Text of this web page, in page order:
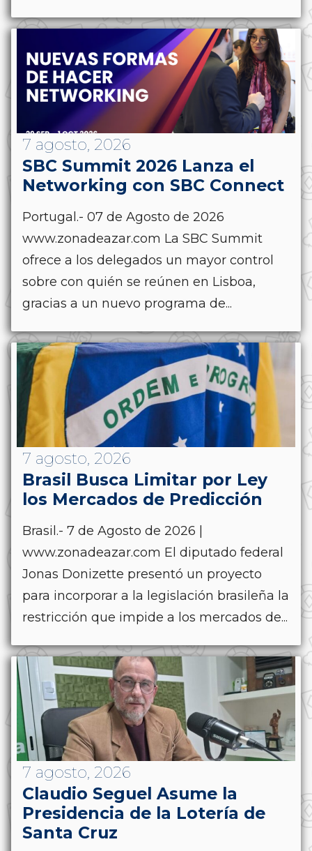
7 agosto, 2026
SBC Summit 2026 Lanza el
Networking con SBC Connect
Portugal.- 07 de Agosto de 2026
www.zonadeazar.com La SBC Summit
ofrece a los delegados un mayor control
sobre con quién se reúnen en Lisboa,
gracias a un nuevo programa de...
7 agosto, 2026
Brasil Busca Limitar por Ley
los Mercados de Predicción
Brasil.- 7 de Agosto de 2026 |
www.zonadeazar.com El diputado federal
Jonas Donizette presentó un proyecto
para incorporar a la legislación brasileña la
restricción que impide a los mercados de...
7 agosto, 2026
Claudio Seguel Asume la
Presidencia de la Lotería de
Santa Cruz